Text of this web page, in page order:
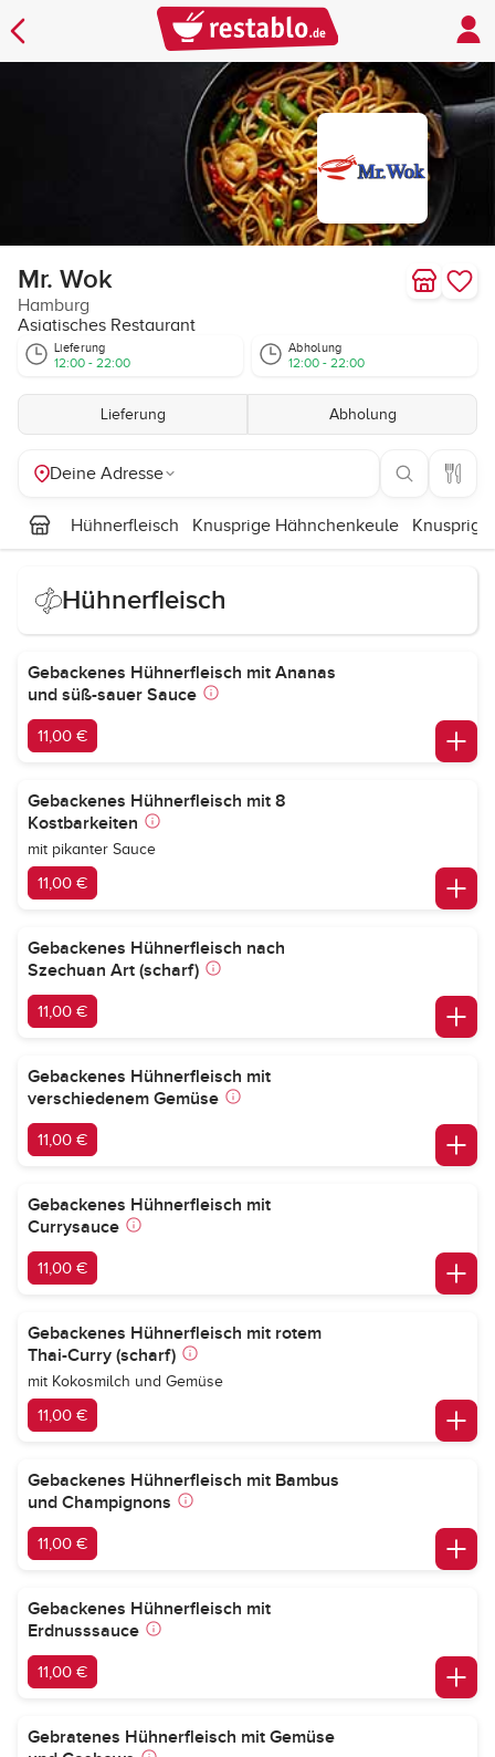
Mr. Wok
Hamburg
Asiatisches Restaurant
Lieferung
12:00 - 22:00
Abholung
12:00 - 22:00
Lieferung Abholung
Deine Adresse
Hühnerfleisch Knusprige Hähnchenkeule Knusprige
Hühnerfleisch
Gebackenes Hühnerfleisch mit Ananas
und süß-sauer Sauce
11,00 €
Gebackenes Hühnerfleisch mit 8
Kostbarkeiten
mit pikanter Sauce
11,00 €
Gebackenes Hühnerfleisch nach
Szechuan Art (scharf)
11,00 €
Gebackenes Hühnerfleisch mit
verschiedenem Gemüse
11,00 €
Gebackenes Hühnerfleisch mit
Currysauce
11,00 €
Gebackenes Hühnerfleisch mit rotem
Thai-Curry (scharf)
mit Kokosmilch und Gemüse
11,00 €
Gebackenes Hühnerfleisch mit Bambus
und Champignons
11,00 €
Gebackenes Hühnerfleisch mit
Erdnusssauce
11,00 €
Gebratenes Hühnerfleisch mit Gemüse